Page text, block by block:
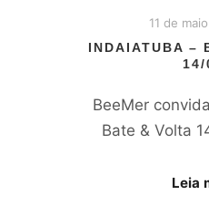
11 de
INDAIATUBA –
14/
BeeMer
Bate & Volta
Leia